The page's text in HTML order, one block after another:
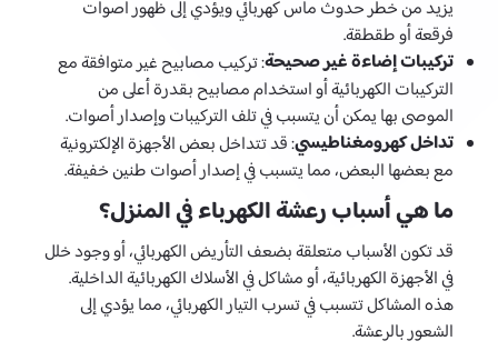
يزيد من خطر حدوث ماس كهربائي ويؤدي إلى ظهور أصوات
فرقعة أو طقطقة.
تركيبات إضاءة غير صحيحة: تركيب مصابيح غير متوافقة مع
التركيبات الكهربائية أو استخدام مصابيح بقدرة أعلى من
الموصى بها يمكن أن يتسبب في تلف التركيبات وإصدار أصوات.
تداخل كهرومغناطيسي: قد تتداخل بعض الأجهزة الإلكترونية
مع بعضها البعض، مما يتسبب في إصدار أصوات طنين خفيفة.
ما هي أسباب رعشة الكهرباء في المنزل؟
قد تكون الأسباب متعلقة بضعف التأريض الكهربائي، أو وجود خلل
في الأجهزة الكهربائية، أو مشاكل في الأسلاك الكهربائية الداخلية.
هذه المشاكل تتسبب في تسرب التيار الكهربائي، مما يؤدي إلى
الشعور بالرعشة.